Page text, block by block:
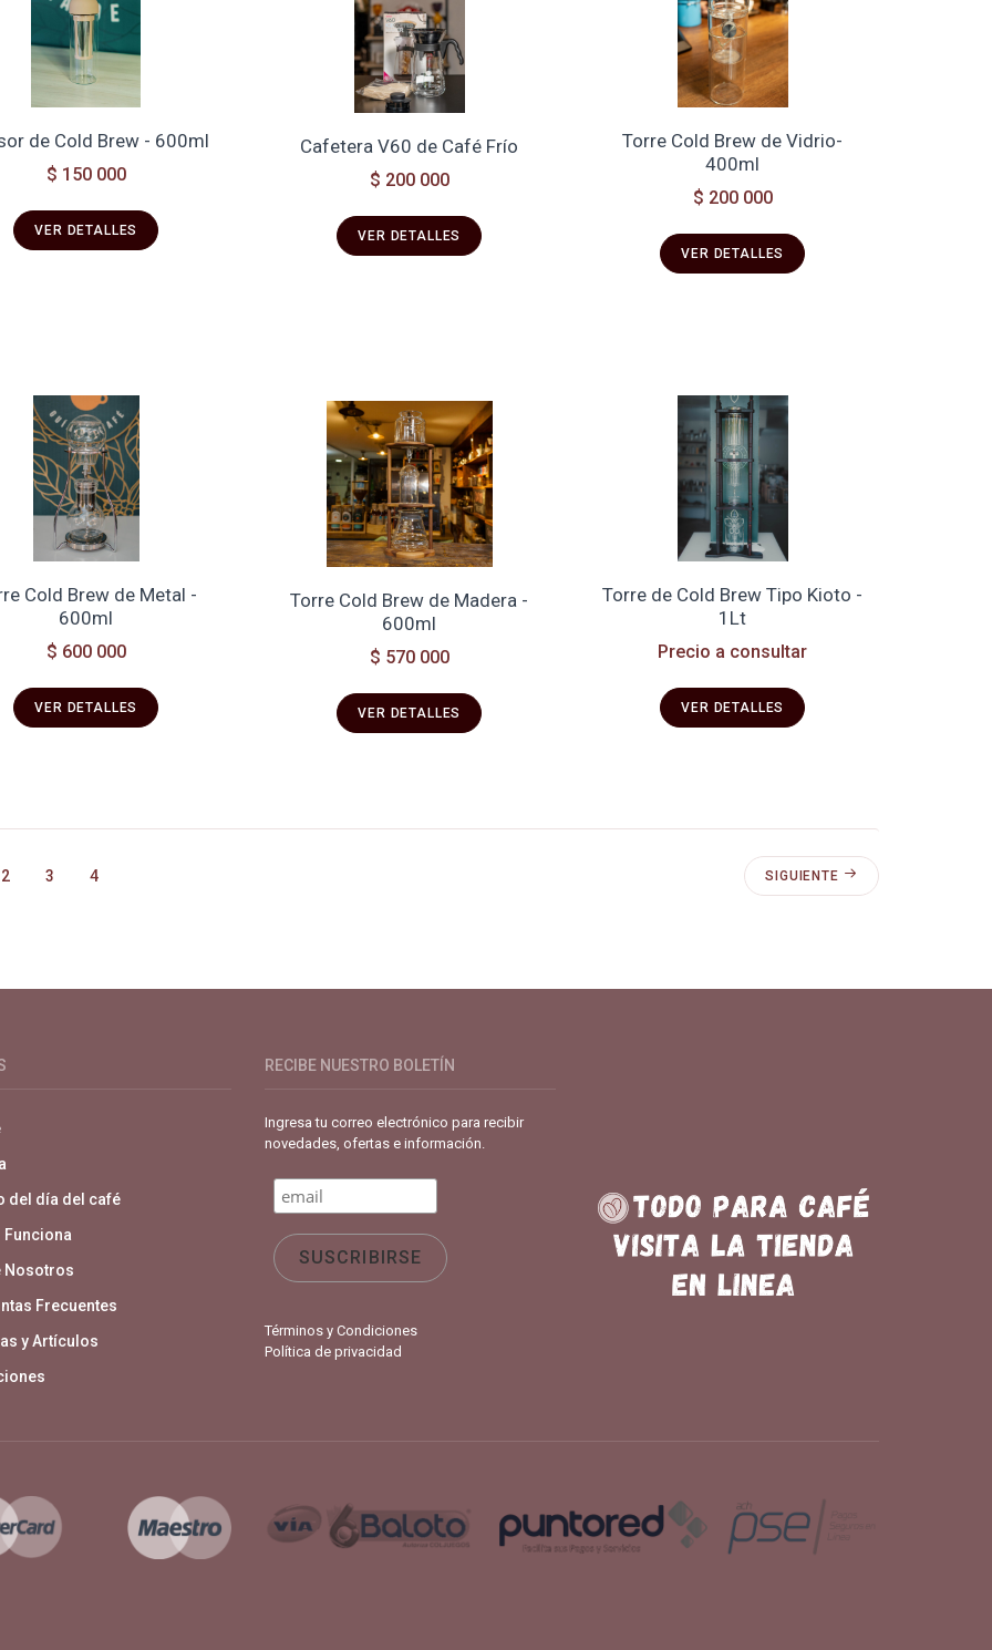
de Cold Brew - 600ml
$ 150 000
VER DETALLES
Torre Cold Brew de Vidrio-
400ml
$ 200 000
VER DETALLES
Cafetera V60 de Café Frío
$ 200 000
VER DETALLES
Cold Brew de Metal -
600ml
$ 600 000
VER DETALLES
Torre de Cold Brew Tipo Kioto -
1Lt
Precio a consultar
VER DETALLES
Torre Cold Brew de Madera -
600ml
$ 570 000
VER DETALLES
2 3 4 SIGUIENTE
del día del café
Funciona
Nosotros
Frecuentes
y Artículos
RECIBE NUESTRO BOLETÍN
Ingresa tu correo electrónico para recibir
novedades, ofertas e información.
Términos y Condiciones
Política de privacidad